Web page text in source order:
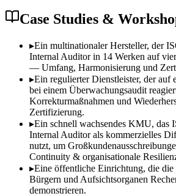
Case Studies &
▸Ein multinationaler Hersteller, der
Internal Auditor in 14 Werken auf
— Umfang, Harmonisierung und
▸Ein regulierter Dienstleister, der auf
bei einem Überwachungsaudit
Korrekturmaßnahmen und
Zertifizierung.
▸Ein schnell wachsendes KMU, das
Internal Auditor als kommerzielles
nutzt, um
Continuity & organisationale
▸Eine öffentliche Einrichtung, die
Bürgern und Aufsichtsorganen
demonstrieren.